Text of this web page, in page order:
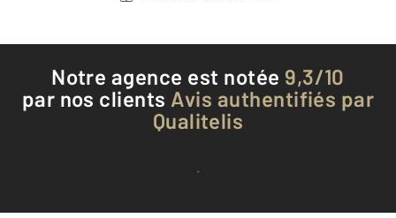
Notre agence est notée 9,3/10
par nos clients Avis authentifiés par
Qualitelis
Voir tous les avis clients